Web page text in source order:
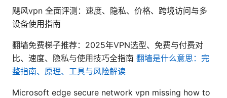
飓风vpn 全面评测：速度、隐私、价格、跨境访问与多
设备使用指南
翻墙免费梯子推荐：2025年VPN选型、免费与付费对
比、速度、隐私与使用技巧全指南 翻墙是什么意思：完
整指南、原理、工具与风险解读
Microsoft edge secure network vpn missing how to